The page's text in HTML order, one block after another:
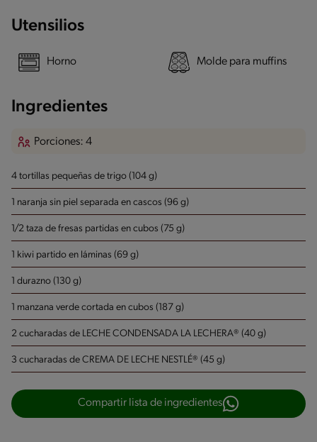
Utensilios
Horno Molde para muffins
Ingredientes
Porciones: 4
4 tortillas pequeñas de trigo (104 g)
1 naranja sin piel separada en cascos (96 g)
1/2 taza de fresas partidas en cubos (75 g)
1 kiwi partido en láminas (69 g)
1 durazno (130 g)
1 manzana verde cortada en cubos (187 g)
2 cucharadas de LECHE CONDENSADA LA LECHERA® (40 g)
3 cucharadas de CREMA DE LECHE NESTLÉ® (45 g)
Compartir lista de ingredientes